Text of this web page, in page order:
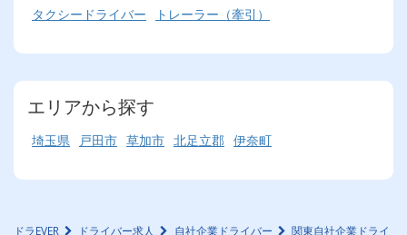
タクシードライバー
トレーラー（牽引）
エリアから探す
埼玉県 戸田市 草加市 北足立郡 伊奈町
ドラEVER ドライバー求人 自社企業ドライバー
関東自社企業ドライ